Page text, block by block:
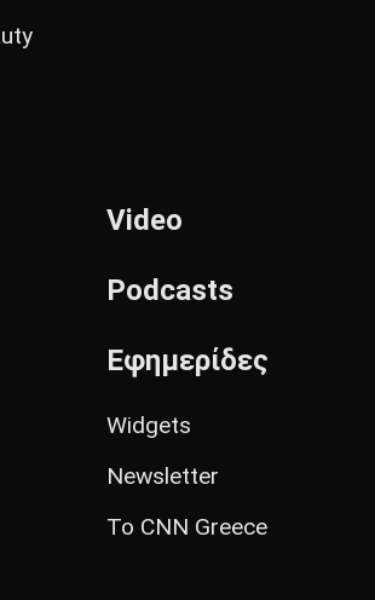
Video
Podcasts
Εφημερίδες
Widgets
Newsletter
Το CNN Greece